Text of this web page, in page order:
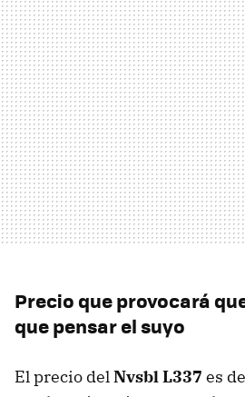
Precio que provocará
que pensar el suyo
El precio delNvsbl L337 es de